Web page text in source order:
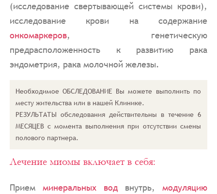
(исследование свертывающей системы крови),
исследование крови на содержание
онкомаркеров, генетическую
предрасположенность к развитию рака
эндометрия, рака молочной железы.
Необходимое ОБСЛЕДОВАНИЕ Вы можете выполнить по
месту жительства или в нашей Клинике.
РЕЗУЛЬТАТЫ обследования действительны в течение 6
МЕСЯЦЕВ c момента выполнения при отсутствии смены
полового партнера.
Лечение миомы включает в себя:
Прием минеральных вод внутрь, модуляцию